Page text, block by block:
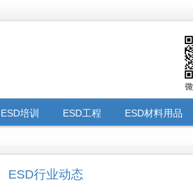
ESD培训 ESD工程 ESD材料用品
推荐课程
ESD行业动态